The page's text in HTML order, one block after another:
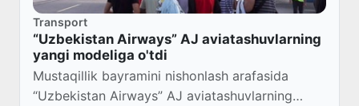
Transport
“Uzbekistan Airways” AJ aviatashuvlarning
yangi modeliga o'tdi
Mustaqillik bayramini nishonlash arafasida
“Uzbekistan Airways” AJ aviatashuvlarning